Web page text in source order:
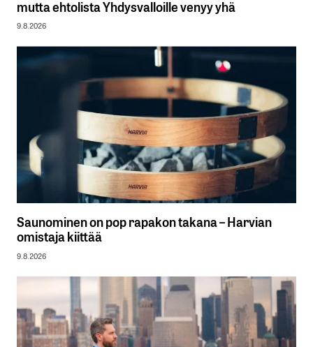
mutta ehtolista Yhdysvalloille venyy yhä
9.8.2026
Saunominen on pop rapakon takana – Harvian
omistaja kiittää
9.8.2026